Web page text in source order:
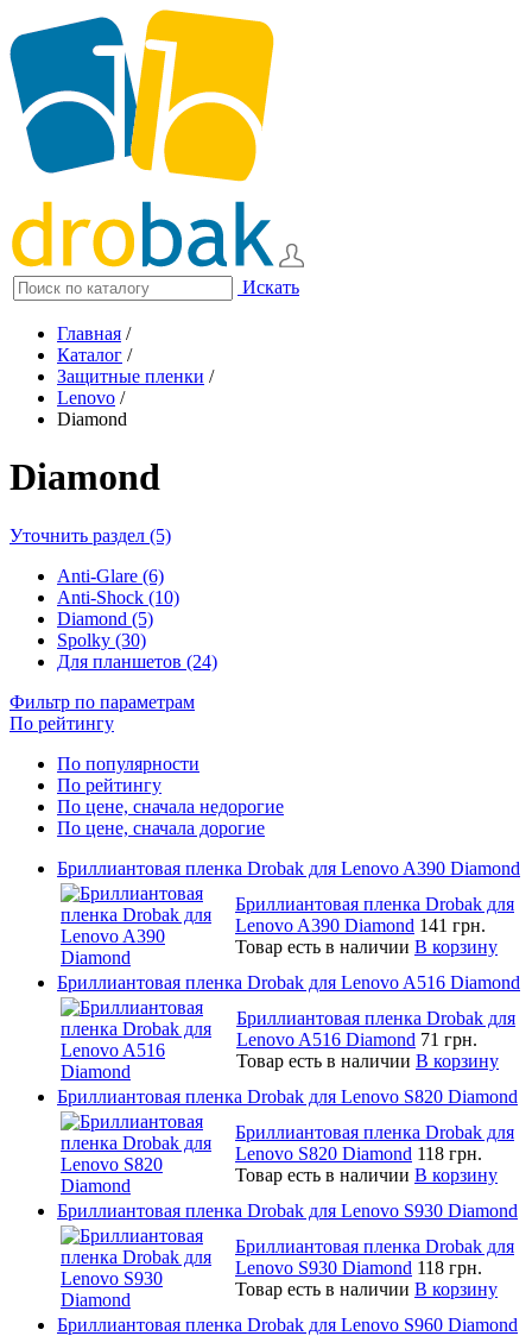
Искать
Главная /
Каталог /
Защитные пленки /
Lenovo /
Diamond
Diamond
Уточнить раздел (5)
Anti-Glare (6)
Anti-Shock (10)
Diamond (5)
Spolky (30)
Для планшетов (24)
Фильтр по параметрам
По рейтингу
По популярности
По рейтингу
По цене, сначала недорогие
По цене, сначала дорогие
Бриллиантовая пленка Drobak для Lenovo A390 Diamond
Бриллиантовая пленка Drobak для
Lenovo A390 Diamond 141 грн.
Товар есть в наличии В корзину
Бриллиантовая пленка Drobak для Lenovo A516 Diamond
Бриллиантовая пленка Drobak для
Lenovo A516 Diamond 71 грн.
Товар есть в наличии В корзину
Бриллиантовая пленка Drobak для Lenovo S820 Diamond
Бриллиантовая пленка Drobak для
Lenovo S820 Diamond 118 грн.
Товар есть в наличии В корзину
Бриллиантовая пленка Drobak для Lenovo S930 Diamond
Бриллиантовая пленка Drobak для
Lenovo S930 Diamond 118 грн.
Товар есть в наличии В корзину
Бриллиантовая пленка Drobak для Lenovo S960 Diamond